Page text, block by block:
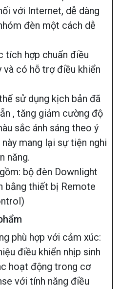
với Internet, dễ dàng
đèn một cách dễ
tích hợp chuẩn điều
và có hỗ trợ điều khiển
sử dụng kịch bản đã
, tăng giảm cường độ
sắc ánh sáng theo ý
mang lại sự tiện nghi
năng.
bộ đèn Downlight
bằng thiết bị Remote
phù hợp với cảm xúc:
điều khiển nhịp sinh
hoạt động trong cơ
với tính năng điều